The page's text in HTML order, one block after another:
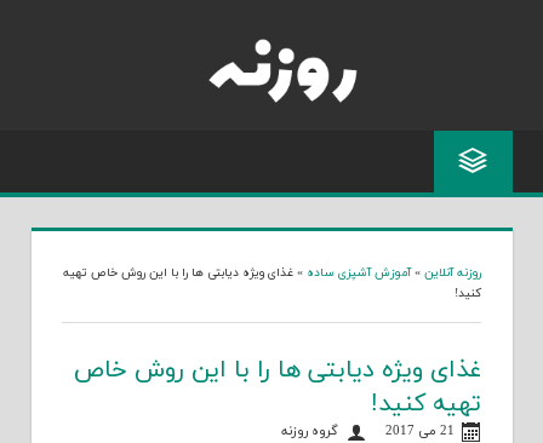
روزنه آنلاین »آموزش آشپزی ساده » غذای ویژه دیابتی ها را با این روش خاص تهیه
کنید!
غذای ویژه دیابتی ها را با این روش خاص
تهیه کنید!
21 می 2017
گروه روزنه